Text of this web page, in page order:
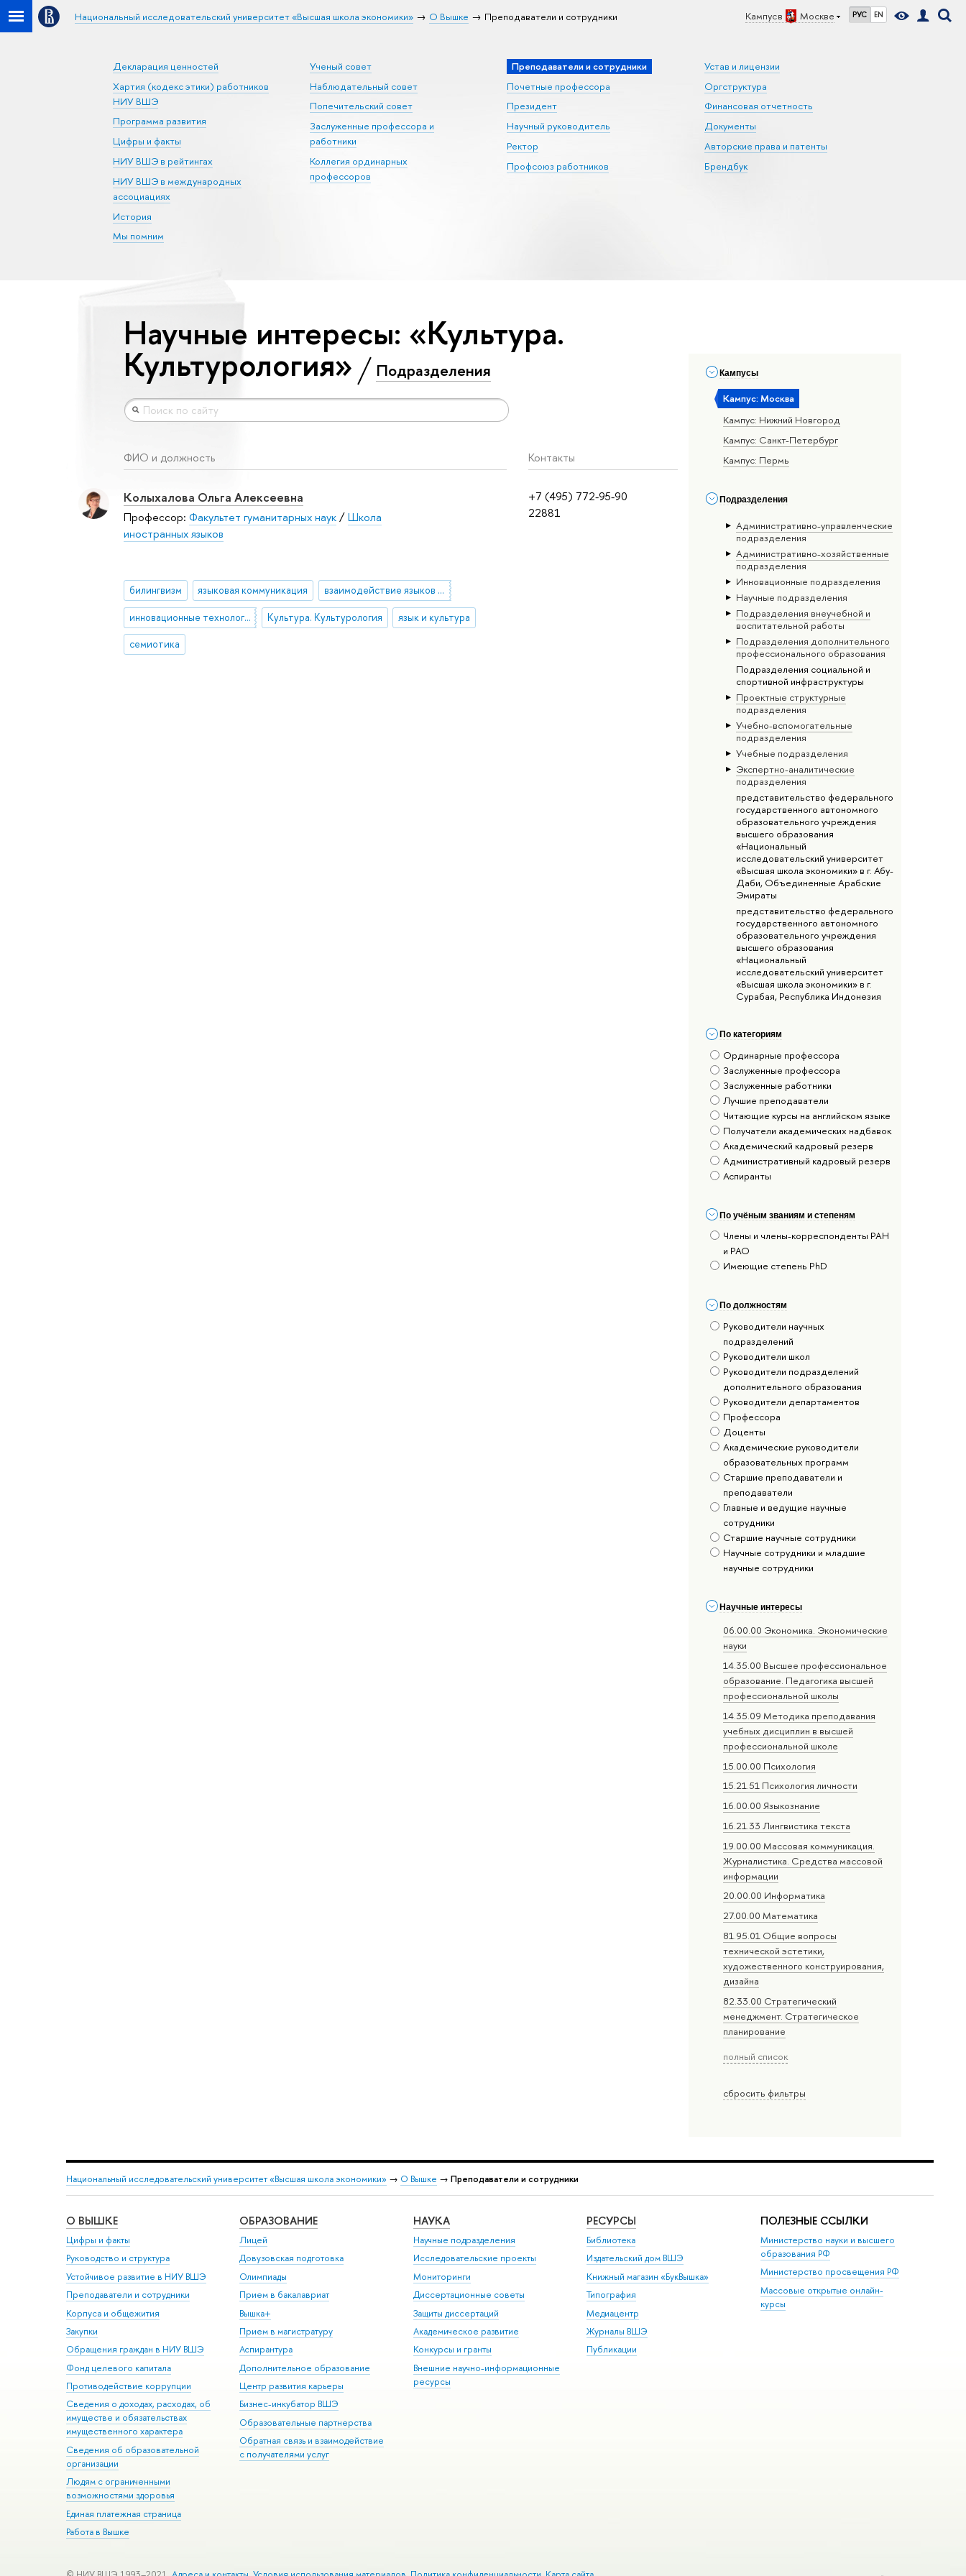
Кампус в Москве РУС EN
Национальный исследовательский университет «Высшая школа экономики» О Вышке Преподаватели и сотрудники
Декларация ценностей
Хартия (кодекс этики) работников
НИУ ВШЭ
Программа развития
Цифры и факты
НИУ ВШЭ в рейтингах
НИУ ВШЭ в международных
ассоциациях
История
Мы помним
Ученый совет
Наблюдательный совет
Попечительский совет
Заслуженные профессора и
работники
Коллегия ординарных
профессоров
Преподаватели и сотрудники
Почетные профессора
Президент
Научный руководитель
Ректор
Профсоюз работников
Устав и лицензии
Оргструктура
Финансовая отчетность
Документы
Авторские права и патенты
Брендбук
Кампусы
Кампус: Москва
Кампус: Нижний Новгород
Кампус: Санкт-Петербург
Кампус: Пермь
Подразделения
Административно-управленческие
подразделения
Административно-хозяйственные
подразделения
Инновационные подразделения
Научные подразделения
Подразделения внеучебной и
воспитательной работы
Подразделения дополнительного
профессионального образования
Подразделения социальной и
спортивной инфраструктуры
Проектные структурные
подразделения
Учебно-вспомогательные
подразделения
Учебные подразделения
Экспертно-аналитические
подразделения
представительство федерального
государственного автономного
образовательного учреждения
высшего образования
«Национальный
исследовательский университет
«Высшая школа экономики» в г. Абу-
Даби, Объединенные Арабские
Эмираты
представительство федерального
государственного автономного
образовательного учреждения
высшего образования
«Национальный
исследовательский университет
«Высшая школа экономики» в г.
Сурабая, Республика Индонезия
По категориям
Ординарные профессора
Заслуженные профессора
Заслуженные работники
Лучшие преподаватели
Читающие курсы на английском языке
Получатели академических надбавок
Академический кадровый резерв
Административный кадровый резерв
Аспиранты
По учёным званиям и степеням
Члены и члены-корреспонденты РАН
и РАО
Имеющие степень PhD
По должностям
Руководители научных
подразделений
Руководители школ
Руководители подразделений
дополнительного образования
Руководители департаментов
Профессора
Доценты
Академические руководители
образовательных программ
Старшие преподаватели и
преподаватели
Главные и ведущие научные
сотрудники
Старшие научные сотрудники
Научные сотрудники и младшие
научные сотрудники
Научные интересы
06.00.00 Экономика. Экономические
науки
14.35.00 Высшее профессиональное
образование. Педагогика высшей
профессиональной школы
14.35.09 Методика преподавания
учебных дисциплин в высшей
профессиональной школе
15.00.00 Психология
15.21.51 Психология личности
16.00.00 Языкознание
16.21.33 Лингвистика текста
19.00.00 Массовая коммуникация.
Журналистика. Средства массовой
информации
20.00.00 Информатика
27.00.00 Математика
81.95.01 Общие вопросы
технической эстетики,
художественного конструирования,
дизайна
82.33.00 Стратегический
менеджмент. Стратегическое
планирование
полный список
сбросить фильтры
Научные интересы: «Культура.
Культурология» Подразделения
ФИО и должность Контакты
+7 (495) 772-95-90
22881
Колыхалова Ольга Алексеевна
Профессор: Факультет гуманитарных наук/Школа
иностранных языков
билингвизм языковая коммуникация взаимодействие языков и культур
инновационные технологии обучения Культура. Культурология язык и культура
семиотика
Национальный исследовательский университет «Высшая школа экономики» → О Вышке → Преподаватели и сотрудники
О ВЫШКЕ
Цифры и факты
Руководство и структура
Устойчивое развитие в НИУ ВШЭ
Преподаватели и сотрудники
Корпуса и общежития
Закупки
Обращения граждан в НИУ ВШЭ
Фонд целевого капитала
Противодействие коррупции
Сведения о доходах, расходах, об
имуществе и обязательствах
имущественного характера
Сведения об образовательной
организации
Людям с ограниченными
возможностями здоровья
Единая платежная страница
Работа в Вышке
ОБРАЗОВАНИЕ
Лицей
Довузовская подготовка
Олимпиады
Прием в бакалавриат
Вышка+
Прием в магистратуру
Аспирантура
Дополнительное образование
Центр развития карьеры
Бизнес-инкубатор ВШЭ
Образовательные партнерства
Обратная связь и взаимодействие
с получателями услуг
НАУКА
Научные подразделения
Исследовательские проекты
Мониторинги
Диссертационные советы
Защиты диссертаций
Академическое развитие
Конкурсы и гранты
Внешние научно-информационные
ресурсы
РЕСУРСЫ
Библиотека
Издательский дом ВШЭ
Книжный магазин «БукВышка»
Типография
Медиацентр
Журналы ВШЭ
Публикации
ПОЛЕЗНЫЕ ССЫЛКИ
Министерство науки и высшего
образования РФ
Министерство просвещения РФ
Массовые открытые онлайн-
курсы